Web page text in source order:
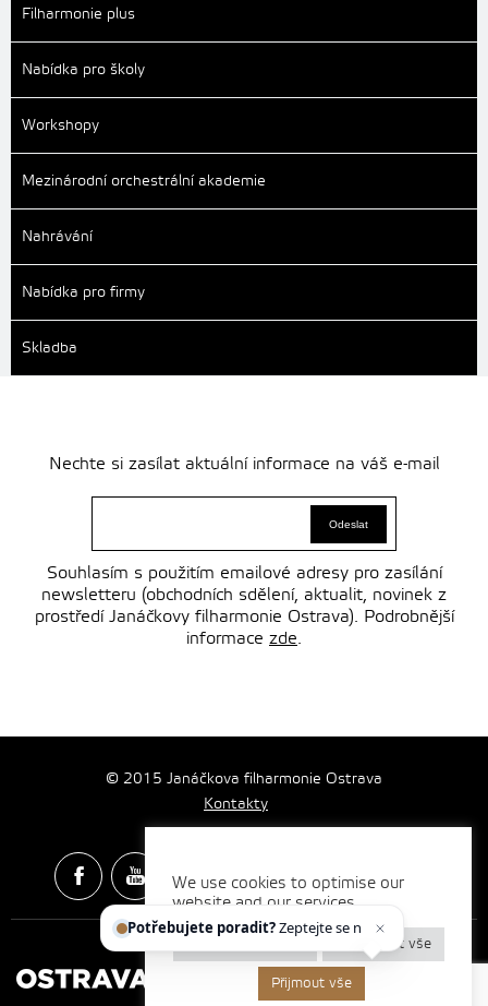
Filharmonie plus
Nabídka pro školy
Workshopy
Mezinárodní orchestrální akademie
Nahrávání
Nabídka pro firmy
Skladba
Nechte si zasílat aktuální informace na váš e-mail
Souhlasím s použitím emailové adresy pro zasílání
newsletteru (obchodních sdělení, aktualit, novinek z
prostředí Janáčkovy filharmonie Ostrava). Podrobnější
informace zde.
© 2015 Janáčkova filharmonie Ostrava
Kontakty
Spotify & Itunes Icons made by
Vytvořilo
We use cookies to optimise our
website and our services.
Odmítnout vše
Přijmout vše
Potřebujete poradit?Zeptejte se našeho